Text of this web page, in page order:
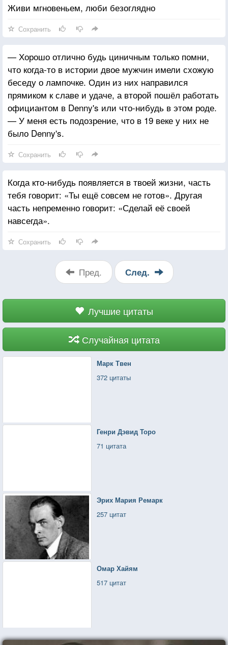
Живи мгновеньем, люби безоглядно
Сохранить
— Хорошо отлично будь циничным только помни,
что когда-то в истории двое мужчин имели схожую
беседу о лампочке. Один из них направился
прямиком к славе и удаче, а второй пошёл работать
официантом в Denny's или что-нибудь в этом роде.
— У меня есть подозрение, что в 19 веке у них не
было Denny's.
Сохранить
Когда кто-нибудь появляется в твоей жизни, часть
тебя говорит: «Ты ещё совсем не готов». Другая
часть непременно говорит: «Сделай её своей
навсегда».
Сохранить
Пред. След.
Лучшие цитаты
Случайная цитата
Марк Твен
372 цитаты
Генри Дэвид Торо
71 цитата
Эрих Мария Ремарк
257 цитат
Омар Хайям
517 цитат